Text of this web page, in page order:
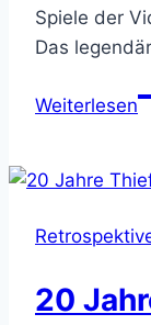
Spiele der
Das
Weiterlesen
20